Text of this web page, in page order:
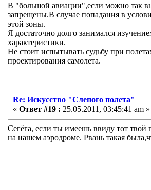
В "большой авиации",если можно так
запрещены.В случае попадания в
этой зоны.
Я достаточно долго занимался
характеристики.
Не стоит испытывать судьбу при
проектирования самолета.
Re: Искусство "Слепого полета"
« Ответ #19 : 25.05.2011, 03:45:41 am »
Сегёга, если ты имеешь ввиду тот
на нашем аэродроме. Рвань такая